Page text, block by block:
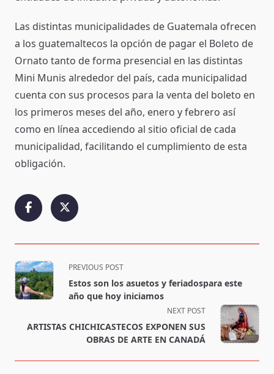
Las distintas municipalidades de Guatemala ofrecen
a los guatemaltecos la opción de pagar el Boleto de
Ornato tanto de forma presencial en las distintas
Mini Munis alrededor del país, cada municipalidad
cuenta con sus procesos para la venta del boleto en
los primeros meses del año, enero y febrero así
como en línea accediendo al sitio oficial de cada
municipalidad, facilitando el cumplimiento de esta
obligación.
<span
class="nav-
subtitle
reader-
text">Page</span>
PREVIOUS POST
Estos son los asuetos y feriadospara este
año que hoy iniciamos
NEXT POST
ARTISTAS CHICHICASTECOS EXPONEN SUS
OBRAS DE ARTE EN CANADÁ